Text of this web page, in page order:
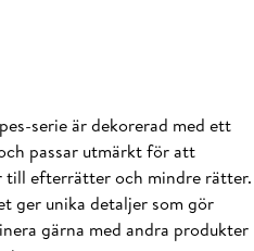
serie är dekorerad med ett
passar utmärkt för att
till efterrätter och mindre rätter.
ger unika detaljer som gör
gärna med andra produkter